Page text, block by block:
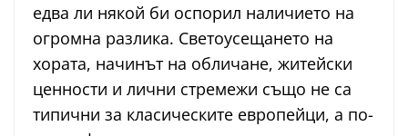
едва ли някой би оспорил наличието на
огромна разлика. Светоусещането на
хората, начинът на обличане, житейски
ценности и лични стремежи също не са
типични за класическите европейци, а по-